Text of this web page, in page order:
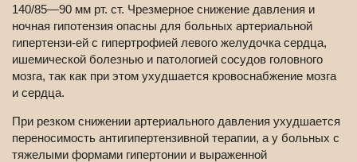
140/85—90 мм рт. ст. Чрезмерное снижение давления и
ночная гипотензия опасны для больных артериальной
гипертензи-ей с гипертрофией левого желудочка сердца,
ишемической болезнью и патологией сосудов головного
мозга, так как при этом ухудшается кровоснабжение мозга
и сердца.
При резком снижении артериального давления ухудшается
переносимость антигипертензивной терапии, а у больных с
тяжелыми формами гипертонии и выраженной